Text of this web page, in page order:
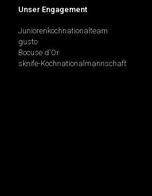
Unser Engagement
Juniorenkochnationalteam
gusto
Bocuse d'Or
sknife-Kochnationalmannschaft